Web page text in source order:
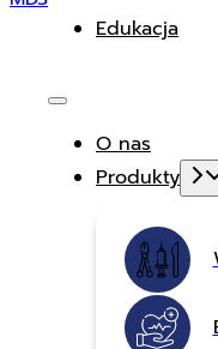
Edukacja
O nas
Produkty